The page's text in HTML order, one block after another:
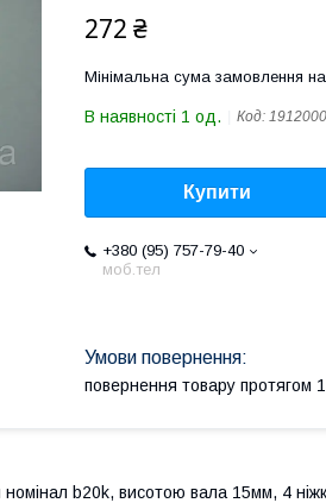
272 ₴
Мінімальна сума замовлення
В наявності 1 од. Код:
Купити
+380 (95) 757-79-40
моб.тел
повернення товару протягом
b20k, висотою вала 15мм, 4